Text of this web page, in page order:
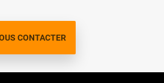
CONTACTER